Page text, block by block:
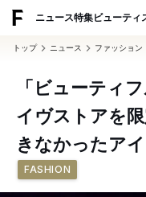
ニュース特集ビューティ
トップ ニュース ファッション
「ビューティ
イヴストアを
きなかったア
FASHION